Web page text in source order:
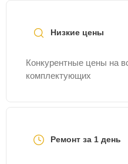
Низкие цены
Конкурентные цены на
комплектующих
Ремонт за 1 день